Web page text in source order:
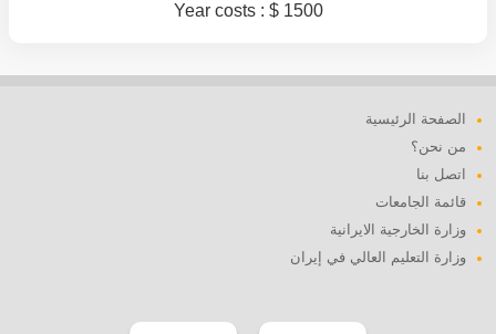
Year costs : $ 1500
الصفحة الرئيسية
من نحن؟
اتصل بنا
قائمة الجامعات
وزارة الخارجية الايرانية
وزارة التعليم العالي في إيران